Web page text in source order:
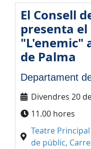
El Consell
presenta
"L'enemic"
de Palma
Departament
Divendres 20
11.00 hores
Teatre
de públic,